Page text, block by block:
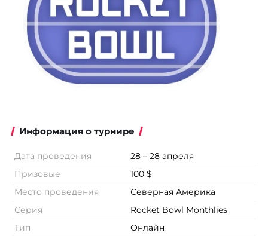
Информация о турнире
Дата проведения
28 – 28 апреля
Призовые
100 $
Место проведения
Северная Америка
Серия
Rocket Bowl Monthlies
Тип
Онлайн